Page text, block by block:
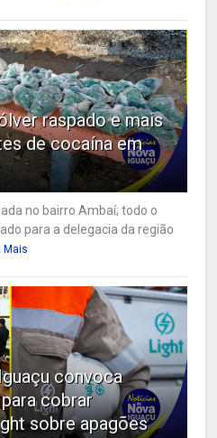
raspado e mais
de cocaína em
no bairro Ambaí; todo o
para a delegacia da região
Mais
convoca
cobrar
sobre apagões